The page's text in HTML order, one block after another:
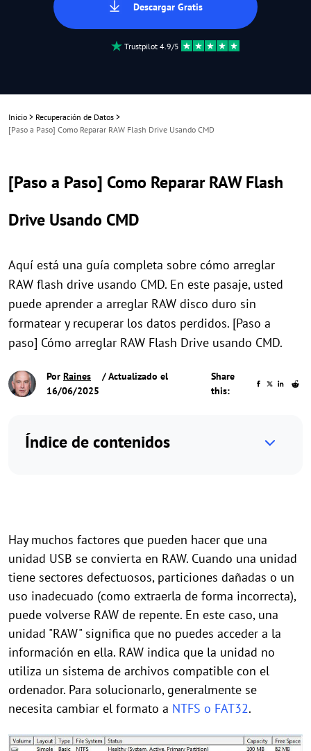
Descargar Gratis
Trustpilot 4.9/5
Inicio > Recuperación de Datos >
[Paso a Paso] Como Reparar RAW Flash Drive Usando CMD
[Paso a Paso] Como Reparar RAW Flash
Drive Usando CMD
Aquí está una guía completa sobre cómo arreglar
RAW flash drive usando CMD. En este pasaje, usted
puede aprender a arreglar RAW disco duro sin
formatear y recuperar los datos perdidos. [Paso a
paso] Cómo arreglar RAW Flash Drive usando CMD.
Por Raines
/ Actualizado el
16/06/2025
Share
this:
Índice de contenidos
Hay muchos factores que pueden hacer que una
unidad USB se convierta en RAW. Cuando una unidad
tiene sectores defectuosos, particiones dañadas o un
uso inadecuado (como extraerla de forma incorrecta),
puede volverse RAW de repente. En este caso, una
unidad "RAW" significa que no puedes acceder a la
información en ella. RAW indica que la unidad no
utiliza un sistema de archivos compatible con el
ordenador. Para solucionarlo, generalmente se
necesita cambiar el formato a NTFS o FAT32.